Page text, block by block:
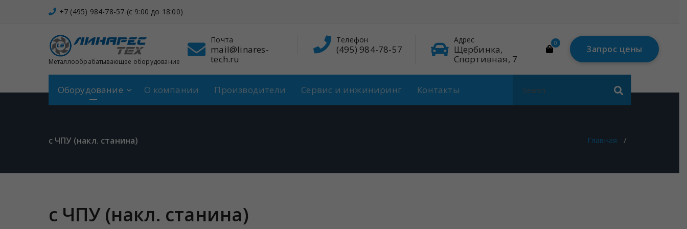
+7 (495) 984-78-57 (c 9:00 до 18:00)
Металлообрабатывающее оборудование
Адрес
Щербинка,
Спортивная, 7
Почта
mail@linares-
tech.ru
Телефон
(495) 984-78-57
Адрес
Щербинка,
Спортивная, 7
Почта
mail@linares-
tech.ru
0
Запрос цены
Оборудование О компании Производители Сервис и инжиниринг Контакты
for:
с ЧПУ (накл. станина) Главная /
с ЧПУ (накл. станина)